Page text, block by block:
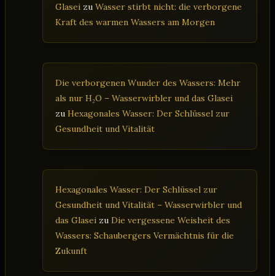
Glasei zu Wasser stirbt nicht: die verborgene
Kraft des warmen Wassers am Morgen
Die verborgenen Wunder des Wassers: Mehr
als nur H₂O – Wasserwirbler und das Glasei
zu Hexagonales Wasser: Der Schlüssel zur
Gesundheit und Vitalität
Hexagonales Wasser: Der Schlüssel zur
Gesundheit und Vitalität – Wasserwirbler und
das Glasei zu Die vergessene Weisheit des
Wassers: Schaubergers Vermächtnis für die
Zukunft